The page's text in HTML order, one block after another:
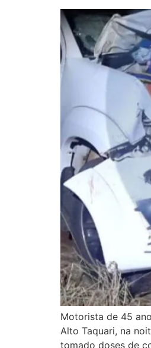
Motorista de 45
Alto Taquari, na
tomado doses de